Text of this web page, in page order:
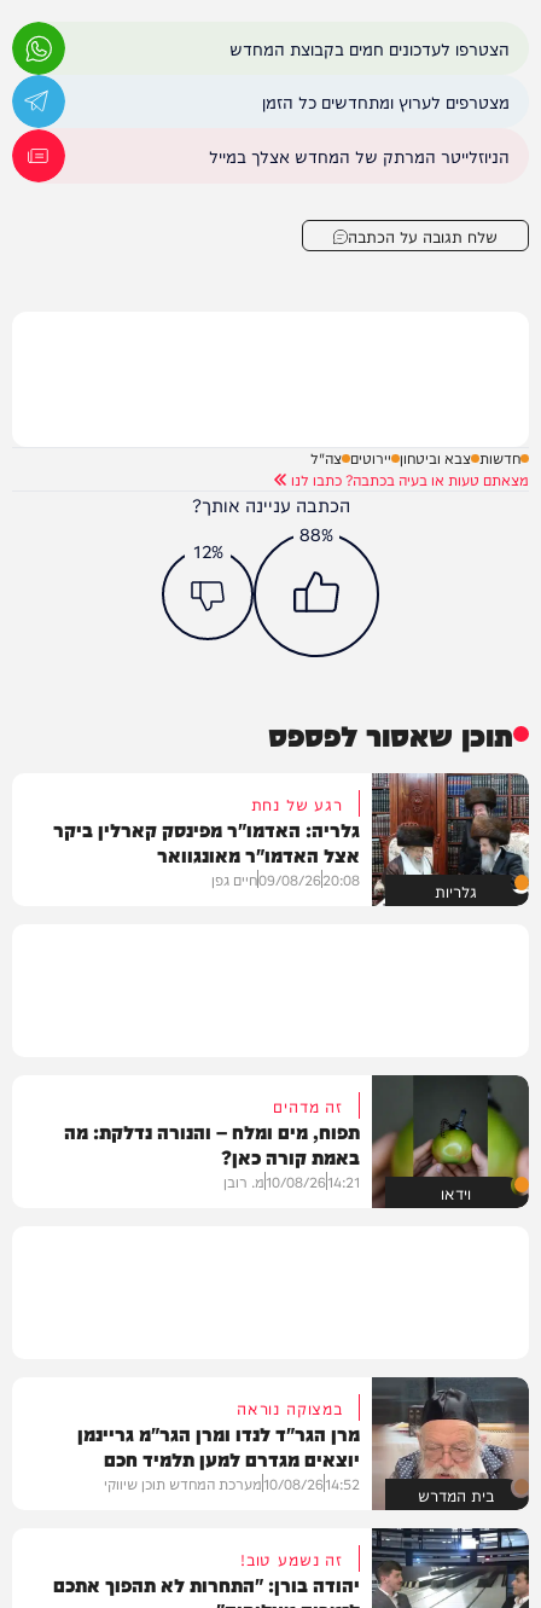
הצטרפו לעדכונים חמים בקבוצת המחדש
מצטרפים לערוץ ומתחדשים כל הזמן
הניוזלייטר המרתק של המחדש אצלך במייל
שלח תגובה על הכתבה
חדשות צבא וביטחון יירוטים צה"ל
מצאתם טעות או בעיה בכתבה? כתבו לנו
הכתבה עניינה אותך?
88%
12%
תוכן שאסור לפספס
גלריות
רגע של נחת
גלריה: האדמו"ר מפינסק קארלין ביקר
אצל האדמו"ר מאונגוואר
20:08
09/08/26חיים גפן
וידאו
זה מדהים
תפוח, מים ומלח – והנורה נדלקת: מה
באמת קורה כאן?
14:21
10/08/26מ. רובן
בית המדרש
במצוקה נוראה
מרן הגר"ד לנדו ומרן הגר"מ גריינמן
יוצאים מגדרם למען תלמיד חכם
14:52
10/08/26מערכת המחדש תוכן שיווקי
זה נשמע טוב!
יהודה בורן: "התחרות לא תהפוך אתכם